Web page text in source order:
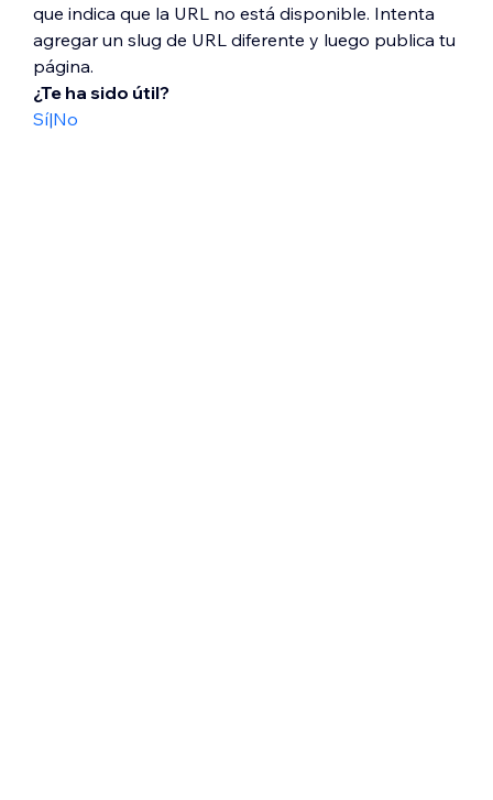
que indica que la URL no está disponible. Intenta
agregar un slug de URL diferente y luego publica tu
página.
¿Te ha sido útil?
Sí|No